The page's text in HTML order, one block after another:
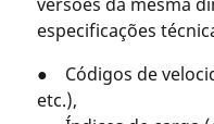
especificações
● Códigos de
etc.),